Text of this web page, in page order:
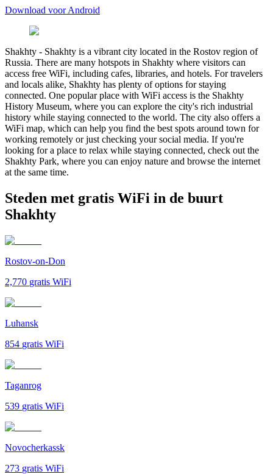
Download voor Android
Shakhty - Shakhty is a vibrant city located in the Rostov region of
Russia. There are many hotspots in Shakhty where visitors can
access free WiFi, including cafes, libraries, and hotels. For travelers
and locals alike, Shakhty has plenty of options for staying
connected. One popular place with WiFi access is the Shakhty
History Museum, where you can explore the city's rich industrial
history while staying connected to the world. The city also offers a
WiFi map, which can help you find the best spots around town for
working remotely or just checking your social media. If you're
looking for a place to relax while staying connected, check out the
Shakhty Park, where you can enjoy nature and browse the internet
at the same time.
Steden met gratis WiFi in de buurt
Shakhty
Rostov-on-Don
2,770 gratis WiFi
Luhansk
854 gratis WiFi
Taganrog
539 gratis WiFi
Novocherkassk
273 gratis WiFi